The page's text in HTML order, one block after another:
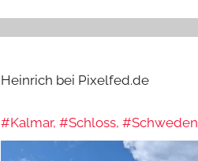
Heinrich bei Pixelfed.de
#Kalmar, #Schloss, #Schweden